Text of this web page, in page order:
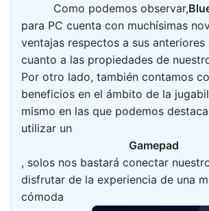
Como podemos observar,
para PC cuenta con muchísimas
ventajas respectos a sus anteriores
cuanto a las propiedades de
Por otro lado, también contamos
beneficios en el ámbito de la
mismo en las que podemos
utilizar un
Gamepad
, solos nos bastará conectar
disfrutar de la experiencia de una
cómoda